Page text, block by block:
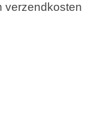
verzendkosten